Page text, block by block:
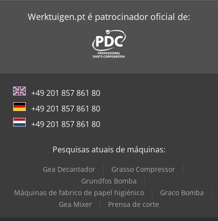
Werktuigen.pt é patrocinador oficial de:
+49 201 857 861 80
+49 201 857 861 80
+49 201 857 861 80
Pesquisas atuais de máquinas:
Gea Decantador
Grasso Compressor
Grundfos Bomba
Máquinas de fabrico de papel higiénico
Graco Bomba
Gea Mixer
Prensa de corte